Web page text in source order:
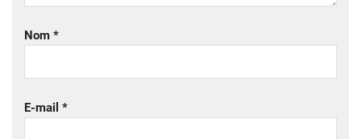
Nom *
E-mail *